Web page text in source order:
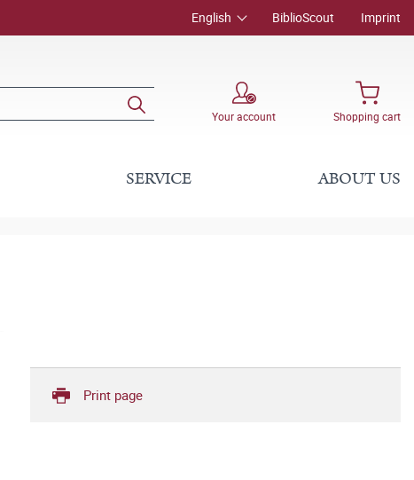
English BiblioScout Imprint
Your account Shopping cart
SERVICE ABOUT US
Print page